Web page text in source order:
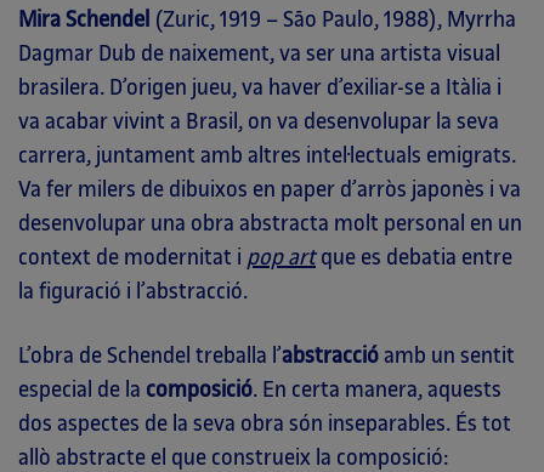
Mira Schendel (Zuric, 1919 – São Paulo, 1988), Myrrha
Dagmar Dub de naixement, va ser una artista visual
brasilera. D’origen jueu, va haver d’exiliar-se a Itàlia i
va acabar vivint a Brasil, on va desenvolupar la seva
carrera, juntament amb altres intel·lectuals emigrats.
Va fer milers de dibuixos en paper d’arròs japonès i va
desenvolupar una obra abstracta molt personal en un
context de modernitat i pop artque es debatia entre
la figuració i l’abstracció.
L’obra de Schendel treballa l’abstracció amb un sentit
especial de la composició. En certa manera, aquests
dos aspectes de la seva obra són inseparables. És tot
allò abstracte el que construeix la composició: